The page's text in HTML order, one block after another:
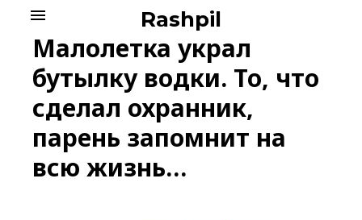
content
Rashpil
menu
Малолетка украл
бутылку водки. То, что
сделал охранник,
парень запомнит на
всю жизнь…